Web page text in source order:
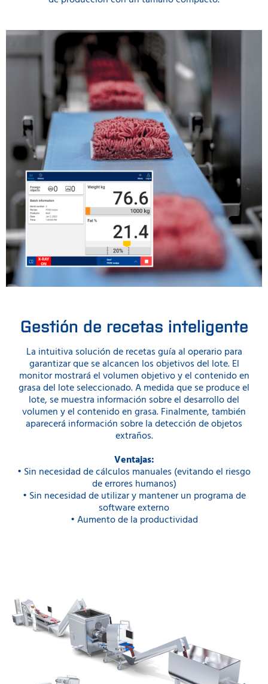
Gestión de recetas inteligente
La intuitiva solución de recetas guía al operario para
garantizar que se alcancen los objetivos del lote. El
monitor mostrará el volumen objetivo y el contenido en
grasa del lote seleccionado. A medida que se produce el
lote, se muestra información sobre el desarrollo del
volumen y el contenido en grasa. Finalmente, también
aparecerá información sobre la detección de objetos
extraños.
Ventajas:
• Sin necesidad de cálculos manuales (evitando el riesgo
de errores humanos)
• Sin necesidad de utilizar y mantener un programa de
software externo
• Aumento de la productividad